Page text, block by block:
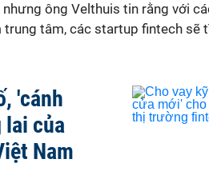
ông Velthuis tin rằng với
trung tâm, các startup fintech sẽ
'cánh
lai của
Nam